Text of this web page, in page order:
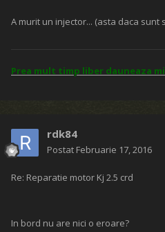
A murit un injector... (asta daca sunt
Prea mult timp liber dauneaza
rdk84
Postat Februarie 17, 2016
Re: Reparatie motor Kj 2.5 crd
In bord nu are nici o eroare?